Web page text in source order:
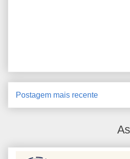
Postagem mais recente